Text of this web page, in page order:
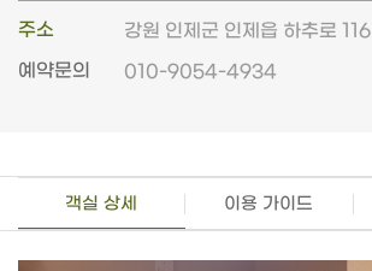
주소
강원 인제군 인제읍 하추로 116
예약문의
010-9054-4934
객실 상세 이용 가이드